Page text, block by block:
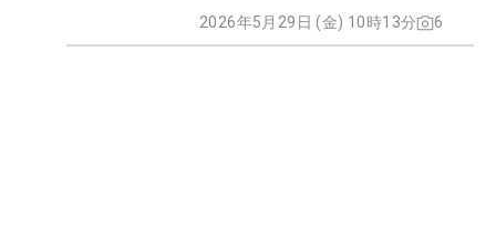
2026年5月29日 (金) 10時13分 6